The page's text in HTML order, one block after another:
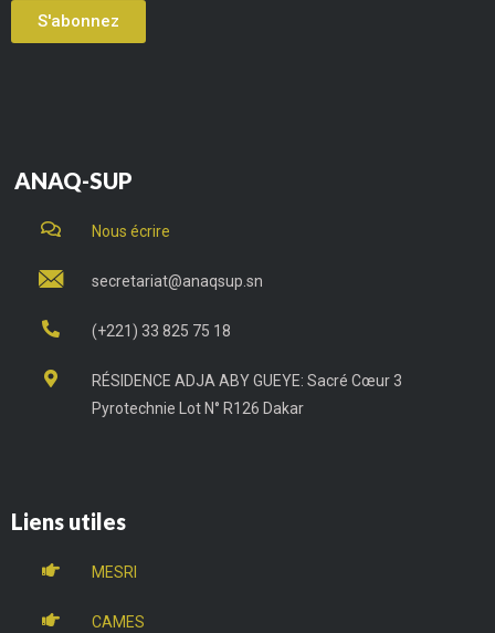
S'abonnez
ANAQ-SUP
Nous écrire
secretariat@anaqsup.sn
(+221) 33 825 75 18
RÉSIDENCE ADJA ABY GUEYE: Sacré Cœur 3
Pyrotechnie Lot N° R126 Dakar
Liens utiles
MESRI
CAMES